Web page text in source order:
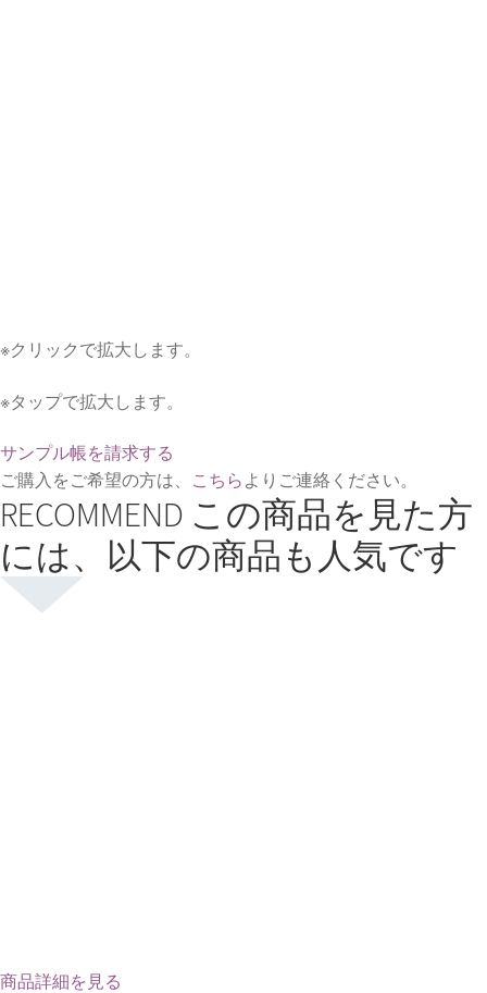
※クリックで拡大します。
※タップで拡大します。
サンプル帳を請求する
ご購入をご希望の方は、 こちら よりご連絡ください。
RECOMMEND この商品を見た方
には、以下の商品も人気です
商品詳細を見る